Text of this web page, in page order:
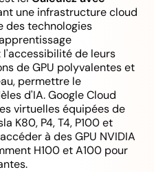
une infrastructure cloud
des technologies
de leurs
de GPU polyvalentes et
permettre le
d'IA. Google Cloud
virtuelles équipées de
K80, P4, T4, P100 et
à des GPU NVIDIA
H100 et A100 pour